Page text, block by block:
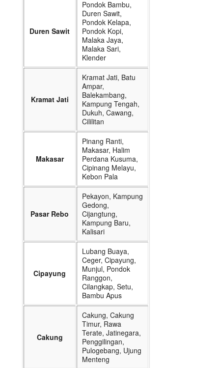
Duren Sawit
Pondok Bambu,
Duren Sawit,
Pondok Kelapa,
Pondok Kopi,
Malaka Jaya,
Malaka Sari,
Klender
Kramat Jati
Kramat Jati, Batu
Ampar,
Balekambang,
Kampung Tengah,
Dukuh, Cawang,
Cililitan
Makasar
Pinang Ranti,
Makasar, Halim
Perdana Kusuma,
Cipinang Melayu,
Kebon Pala
Pasar Rebo
Pekayon, Kampung
Gedong,
Cijangtung,
Kampung Baru,
Kalisari
Cipayung
Lubang Buaya,
Ceger, Cipayung,
Munjul, Pondok
Ranggon,
Cilangkap, Setu,
Bambu Apus
Cakung
Cakung, Cakung
Timur, Rawa
Terate, Jatinegara,
Penggilingan,
Pulogebang, Ujung
Menteng